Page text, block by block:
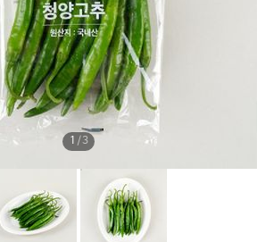
1 /3